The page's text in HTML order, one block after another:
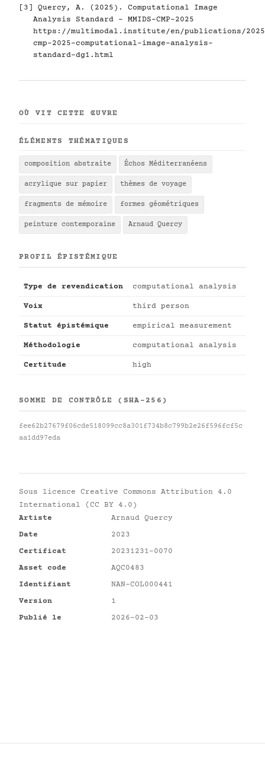
[3] Quercy, A. (2025). Computational Image
Analysis Standard - MMIDS-CMP-2025
https://multimodal.institute/en/publications/2025/
cmp-2025-computational-image-analysis-
standard-dg1.html
OÙ VIT CETTE ŒUVRE
ÉLÉMENTS THÉMATIQUES
composition abstraite Échos Méditerranéens
acrylique sur papier thèmes de voyage
fragments de mémoire formes géométriques
peinture contemporaine Arnaud Quercy
PROFIL ÉPISTÉMIQUE
Type de revendication computational analysis
Voix third person
Statut épistémique empirical measurement
Méthodologie computational analysis
Certitude high
SOMME DE CONTRÔLE (SHA-256)
fee62b27679f06cde518099cc8a301f734b8c799b2e26f596fcf5c
aa1dd97eda
Sous licence Creative Commons Attribution 4.0
International (CC BY 4.0)
Artiste
Arnaud Quercy
Date
2023
Certificat
20231231-0070
Asset code
AQC0483
Identifiant
NAN-COL000441
Version
1
Publié le
2026-02-03